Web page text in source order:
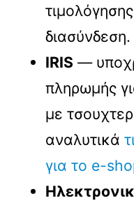
διασύνδεση.
IRIS —
πληρωμής
με
αναλυτικά
για το e-